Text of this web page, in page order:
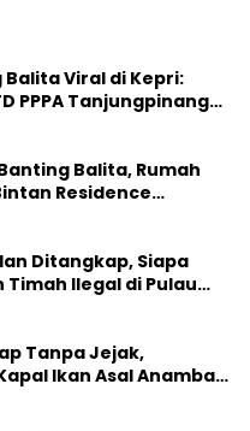
Viral di Kepri:
PPPA Tanjungpinang
Balita, Rumah
Residence
Warga
Ditangkap, Siapa
Timah Ilegal di Pulau
Tanpa Jejak,
Ikan Asal Anambas